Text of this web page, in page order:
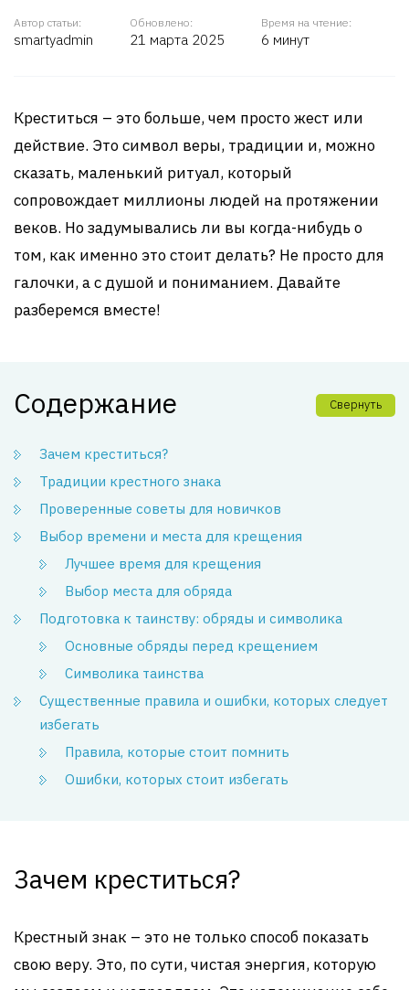
Автор статьи:
smartyadmin
Обновлено:
21 марта 2025
Время на чтение:
6 минут
Креститься – это больше, чем просто жест или
действие. Это символ веры, традиции и, можно
сказать, маленький ритуал, который
сопровождает миллионы людей на протяжении
веков. Но задумывались ли вы когда-нибудь о
том, как именно это стоит делать? Не просто для
галочки, а с душой и пониманием. Давайте
разберемся вместе!
Содержание Свернуть
Зачем креститься?
Традиции крестного знака
Проверенные советы для новичков
Выбор времени и места для крещения
Лучшее время для крещения
Выбор места для обряда
Подготовка к таинству: обряды и символика
Основные обряды перед крещением
Символика таинства
Существенные правила и ошибки, которых следует
избегать
Правила, которые стоит помнить
Ошибки, которых стоит избегать
Зачем креститься?
Крестный знак – это не только способ показать
свою веру. Это, по сути, чистая энергия, которую